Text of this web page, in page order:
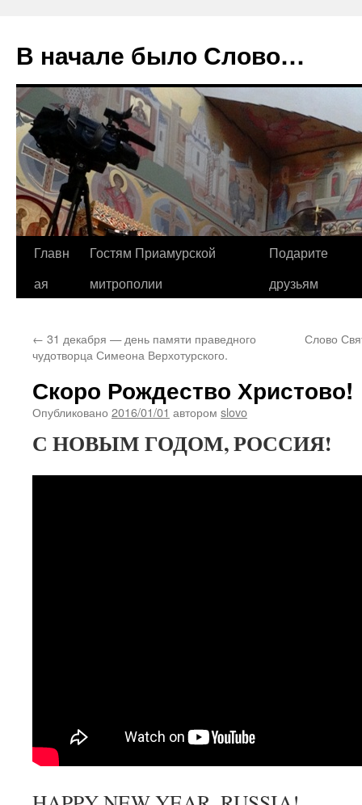
В начале было Слово…
Перейти
Главн
ая
Гостям Приамурской
митрополии
Подарите
друзьям
← 31 декабря — день памяти праведного
чудотворца Симеона Верхотурского.
Слово
Скоро Рождество Христово!
Опубликовано 2016/01/01 автором slovo
С НОВЫМ ГОДОМ, РОССИЯ!